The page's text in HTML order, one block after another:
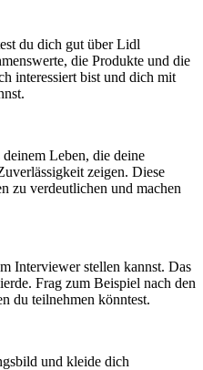
du dich gut über Lidl
die Produkte und die
interessiert bist und dich mit
Leben, die deine
zeigen. Diese
zu verdeutlichen und machen
Interviewer stellen kannst. Das
Frag zum Beispiel nach den
du teilnehmen könntest.
und kleide dich